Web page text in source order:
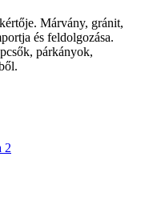
Márvány, gránit,
és feldolgozása.
párkányok,
2